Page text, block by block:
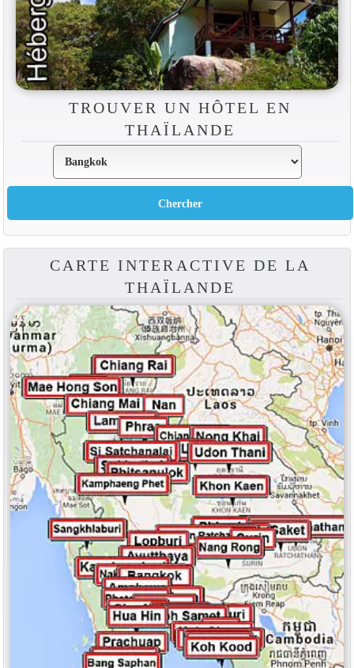
TROUVER UN HÔTEL EN
THAÏLANDE
CARTE INTERACTIVE DE LA
THAÏLANDE